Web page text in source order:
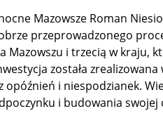
Mazowsze Roman
przeprowadzonego
Mazowszu i trzecią w kraju,
została
i niespodzianek.
i budowania swojej